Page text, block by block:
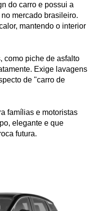
do carro e possui a
mercado brasileiro.
mantendo o interior
como piche de asfalto
Exige lavagens
de "carro de
famílias e motoristas
elegante e que
futura.